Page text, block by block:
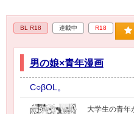
BL R18 連載中 R18
男の娘×青年漫画
C○βOL。
大学生の青年